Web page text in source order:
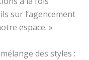
sur l’agencement
espace. »
des styles :